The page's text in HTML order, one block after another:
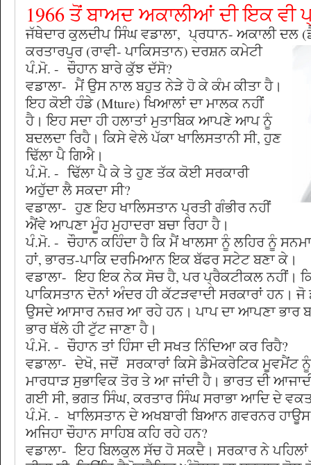
1966 ਤੋਂ ਬਾਅਦ ਅਕਾਲੀਆਂ ਦੀ ਇਕ ਵੀ
ਜੱਥੇਦਾਰ ਕੁਲਦੀਪ ਸਿੰਘ ਵਡਾਲਾ, ਪ੍ਰਧਾਨ- ਅਕਾਲੀ ਦਲ
ਕਰਤਾਰਪੁਰ (ਰਾਵੀ- ਪਾਕਿਸਤਾਨ) ਦਰਸ਼ਨ ਕਮੇਟੀ
ਪੰ.ਮੋ. - ਚੌਹਾਨ ਬਾਰੇ ਕੁੱਝ ਦੱਸੋ?
ਵਡਾਲਾ- ਮੈਂ ਉਸ ਨਾਲ ਬਹੁਤ ਨੇੜੇ ਹੋ ਕੇ ਕੰਮ ਕੀਤਾ ਹੈ।
ਇਹ ਕੋਈ ਹੰਡੇ (Mture) ਖਿਆਲਾਂ ਦਾ ਮਾਲਕ ਨਹੀਂ
ਹੈ। ਇਹ ਸਦਾ ਹੀ ਹਲਾਤਾਂ ਮੁਤਾਬਿਕ ਆਪਣੇ ਆਪ ਨੂੰ
ਬਦਲਦਾ ਰਿਹੈ। ਕਿਸੇ ਵੇਲੇ ਪੱਕਾ ਖਾਲਿਸਤਾਨੀ ਸੀ, ਹੁਣ
ਢਿੱਲਾ ਪੈ ਗਿਐ।
ਪੰ.ਮੋ. - ਢਿੱਲਾ ਪੈ ਕੇ ਤੇ ਹੁਣ ਤੱਕ ਕੋਈ ਸਰਕਾਰੀ
ਅਹੁੱਦਾ ਲੈ ਸਕਦਾ ਸੀ?
ਵਡਾਲਾ- ਹੁਣ ਇਹ ਖਾਲਿਸਤਾਨ ਪ੍ਰਤੀ ਗੰਭੀਰ ਨਹੀਂ
ਐਂਵੇ ਆਪਣਾ ਮੂੰਹ ਮੁਹਾਦਰਾ ਬਚਾ ਰਿਹਾ ਹੈ।
ਪੰ.ਮੋ. - ਚੌਹਾਨ ਕਹਿੰਦਾ ਹੈ ਕਿ ਮੈਂ ਖਾਲਸਾ ਨੂੰ ਲਹਿਰ ਨੂੰ
ਹਾਂ, ਭਾਰਤ-ਪਾਕਿ ਦਰਮਿਆਨ ਇਕ ਬੱਫਰ ਸਟੇਟ ਬਣਾ ਕੇ।
ਵਡਾਲਾ- ਇਹ ਇਕ ਨੇਕ ਸੋਚ ਹੈ, ਪਰ ਪ੍ਰੈਕਟੀਕਲ ਨਹੀਂ।
ਪਾਕਿਸਤਾਨ ਦੋਨਾਂ ਅੰਦਰ ਹੀ ਕੱਟੜਵਾਦੀ ਸਰਕਾਰਾਂ ਹਨ।
ਉਸਦੇ ਆਸਾਰ ਨਜ਼ਰ ਆ ਰਹੇ ਹਨ। ਪਾਪ ਦਾ ਆਪਣਾ
ਭਾਰ ਥੱਲੇ ਹੀ ਟੁੱਟ ਜਾਣਾ ਹੈ।
ਪੰ.ਮੋ. - ਚੌਹਾਨ ਤਾਂ ਹਿੰਸਾ ਦੀ ਸਖਤ ਨਿੰਦਿਆ ਕਰ ਰਿਹੈ?
ਵਡਾਲਾ- ਦੇਖੋ, ਜਦੋਂ ਸਰਕਾਰਾਂ ਕਿਸੇ ਡੈਮੋਕਰੇਟਿਕ ਮੂਵਮੈਂਟ
ਮਾਰਧਾੜ ਸੁਭਾਵਿਕ ਤੋਰ ਤੇ ਆ ਜਾਂਦੀ ਹੈ। ਭਾਰਤ ਦੀ
ਗਈ ਸੀ, ਭਗਤ ਸਿੰਘ, ਕਰਤਾਰ ਸਿੰਘ ਸਰਾਭਾ ਆਦਿ ਦੇ
ਪੰ.ਮੋ. - ਖਾਲਿਸਤਾਨ ਦੇ ਅਖਬਾਰੀ ਬਿਆਨ ਗਵਰਨਰ
ਅਜਿਹਾ ਚੌਹਾਨ ਸਾਹਿਬ ਕਹਿ ਰਹੇ ਹਨ?
ਵਡਾਲਾ- ਇਹ ਬਿਲਕੁਲ ਸੱਚ ਹੋ ਸਕਦੈ। ਸਰਕਾਰ ਨੇ